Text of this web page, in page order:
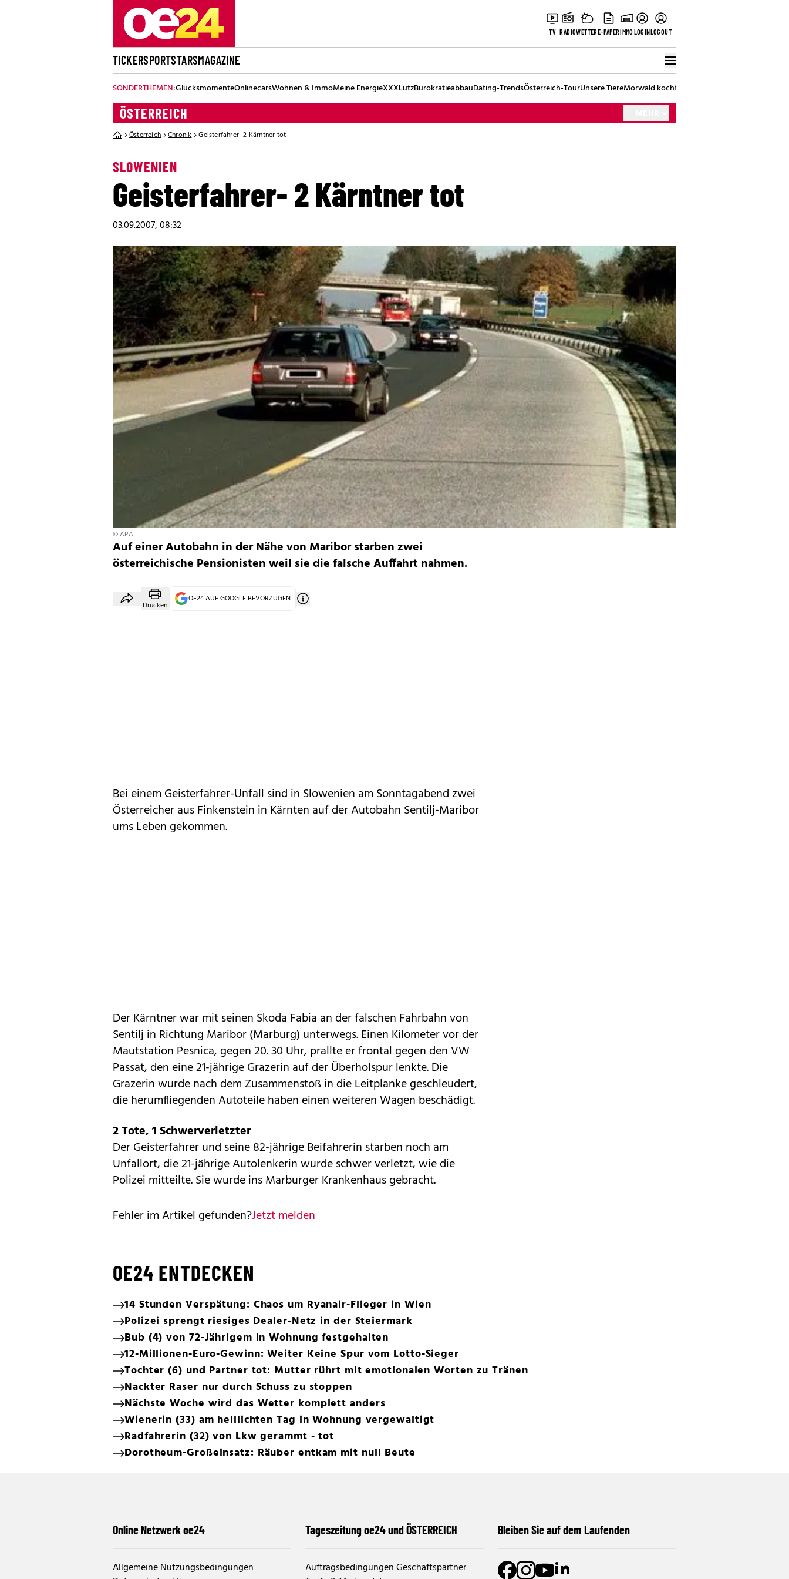
TV RADIOWETTERE-PAPERIMMOLOGINLOGOUT
TICKERSPORTSTARSMAGAZINE
SONDERTHEMEN:GlücksmomenteOnlinecarsWohnen & ImmoMeine EnergieXXXLutzBürokratieabbauDating-TrendsÖsterreich-TourUnsere TiereMörwald kocht
ÖSTERREICH
Österreich Chronik Geisterfahrer- 2 Kärntner tot
SLOWENIEN
Geisterfahrer- 2 Kärntner tot
03.09.2007, 08:32
© APA
Auf einer Autobahn in der Nähe von Maribor starben zwei
österreichische Pensionisten weil sie die falsche Auffahrt nahmen.
Drucken
OE24 AUF GOOGLE BEVORZUGEN
Bei einem Geisterfahrer-Unfall sind in Slowenien am Sonntagabend zwei
Österreicher aus Finkenstein in Kärnten auf der Autobahn Sentilj-Maribor
ums Leben gekommen.
Der Kärntner war mit seinen Skoda Fabia an der falschen Fahrbahn von
Sentilj in Richtung Maribor (Marburg) unterwegs. Einen Kilometer vor der
Mautstation Pesnica, gegen 20. 30 Uhr, prallte er frontal gegen den VW
Passat, den eine 21-jährige Grazerin auf der Überholspur lenkte. Die
Grazerin wurde nach dem Zusammenstoß in die Leitplanke geschleudert,
die herumfliegenden Autoteile haben einen weiteren Wagen beschädigt.
2 Tote, 1 Schwerverletzter
Der Geisterfahrer und seine 82-jährige Beifahrerin starben noch am
Unfallort, die 21-jährige Autolenkerin wurde schwer verletzt, wie die
Polizei mitteilte. Sie wurde ins Marburger Krankenhaus gebracht.
Fehler im Artikel gefunden?Jetzt melden
OE24 ENTDECKEN
14 Stunden Verspätung: Chaos um Ryanair-Flieger in Wien
Polizei sprengt riesiges Dealer-Netz in der Steiermark
Bub (4) von 72-Jährigem in Wohnung festgehalten
12-Millionen-Euro-Gewinn: Weiter Keine Spur vom Lotto-Sieger
Tochter (6) und Partner tot: Mutter rührt mit emotionalen Worten zu Tränen
Nackter Raser nur durch Schuss zu stoppen
Nächste Woche wird das Wetter komplett anders
Wienerin (33) am helllichten Tag in Wohnung vergewaltigt
Radfahrerin (32) von Lkw gerammt - tot
Dorotheum-Großeinsatz: Räuber entkam mit null Beute
Online Netzwerk oe24
Allgemeine Nutzungsbedingungen
Tageszeitung oe24 und ÖSTERREICH
Auftragsbedingungen Geschäftspartner
Bleiben Sie auf dem Laufenden